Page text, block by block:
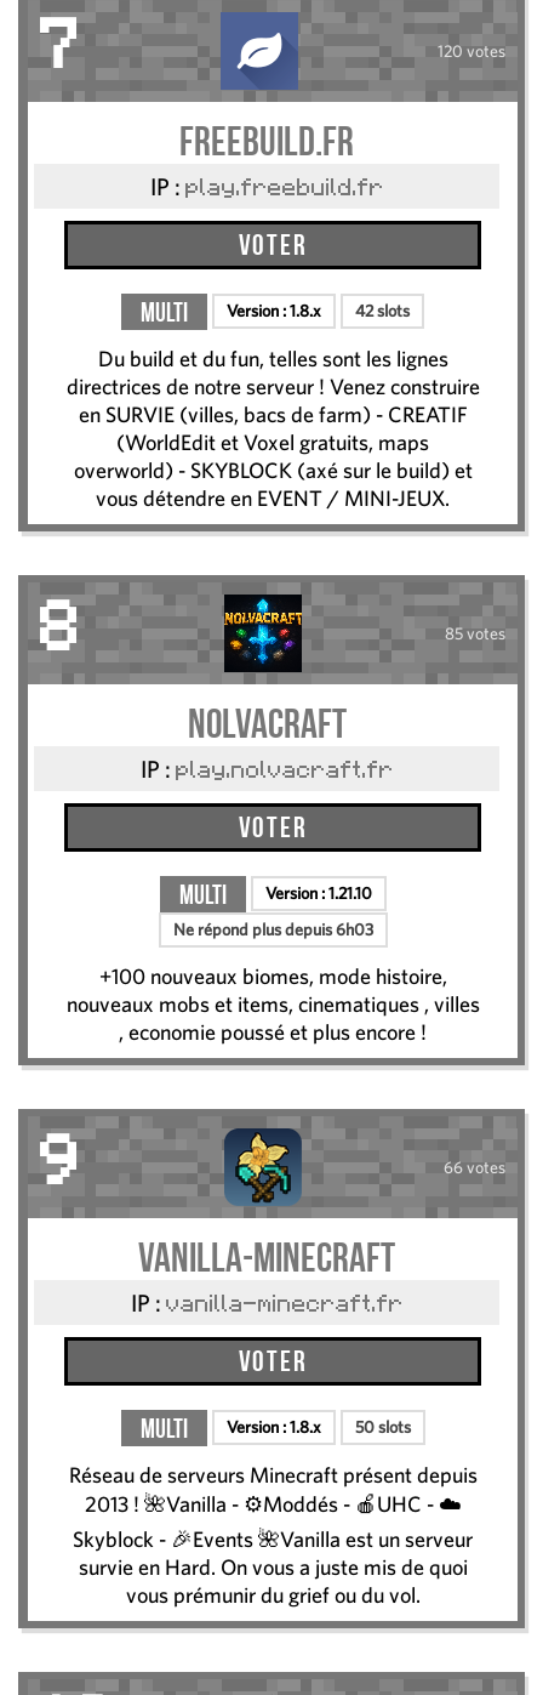
7 120 votes
Freebuild.fr
IP : play.freebuild.fr
Voter
Multi Version :1.8.x 42 slots
Du build et du fun, telles sont les lignes
directrices de notre serveur ! Venez construire
en SURVIE (villes, bacs de farm) - CREATIF
(WorldEdit et Voxel gratuits, maps
overworld) - SKYBLOCK (axé sur le build) et
vous détendre en EVENT / MINI-JEUX.
8 85 votes
NolvaCraft
IP : play.nolvacraft.fr
Voter
Multi Version :1.21.10
Ne répond plus depuis 6h03
+100 nouveaux biomes, mode histoire,
nouveaux mobs et items, cinematiques , villes
, economie poussé et plus encore !
9 66 votes
Vanilla-Minecraft
IP : vanilla-minecraft.fr
Voter
Multi Version :1.8.x 50 slots
Réseau de serveurs Minecraft présent depuis
2013 ! 🌺Vanilla - ⚙️Moddés - 🍎UHC - ☁️
Skyblock - 🎉Events 🌺Vanilla est un serveur
survie en Hard. On vous a juste mis de quoi
vous prémunir du grief ou du vol.